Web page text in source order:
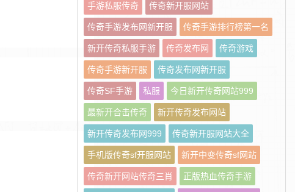
手游私服传奇 传奇新开服网站
传奇手游发布网新开服 传奇手游排行榜第一名
新开传奇私服手游 传奇发布网 传奇游戏
传奇手游新开服 传奇发布网新开服
传奇SF手游 私服 今日新开传奇网站999
最新开合击传奇 新开传奇发布网站
新开传奇发布网999 传奇新开服网站大全
手机版传奇sf开服网站 新开中变传奇sf网站
传奇新开网站传奇三肖 正版热血传奇手游